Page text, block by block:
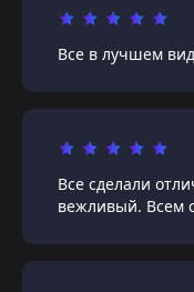
Все в лучшем
Все сделали
вежливый. Всем